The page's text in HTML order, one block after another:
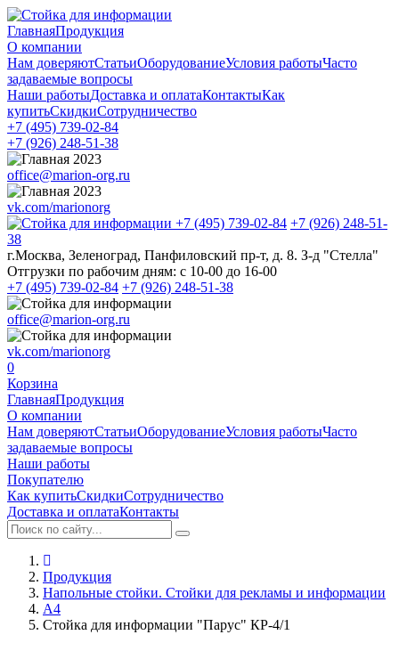
ГлавнаяПродукция
О компании
Нам доверяютСтатьиОборудованиеУсловия работыЧасто
задаваемые вопросы
Наши работыДоставка и оплатаКонтактыКак
купитьСкидкиСотрудничество
+7 (495) 739-02-84
+7 (926) 248-51-38
office@marion-org.ru
vk.com/marionorg
+7 (495) 739-02-84 +7 (926) 248-51-
38
г.Москва, Зеленоград, Панфиловский пр-т, д. 8. З-д "Стелла"
Отгрузки по рабочим дням: с 10-00 до 16-00
+7 (495) 739-02-84 +7 (926) 248-51-38
office@marion-org.ru
vk.com/marionorg
0
Корзина
ГлавнаяПродукция
О компании
Нам доверяютСтатьиОборудованиеУсловия работыЧасто
задаваемые вопросы
Наши работы
Покупателю
Как купитьСкидкиСотрудничество
Доставка и оплатаКонтакты
Продукция
Напольные стойки. Стойки для рекламы и информации
А4
Стойка для информации "Парус" КР-4/1